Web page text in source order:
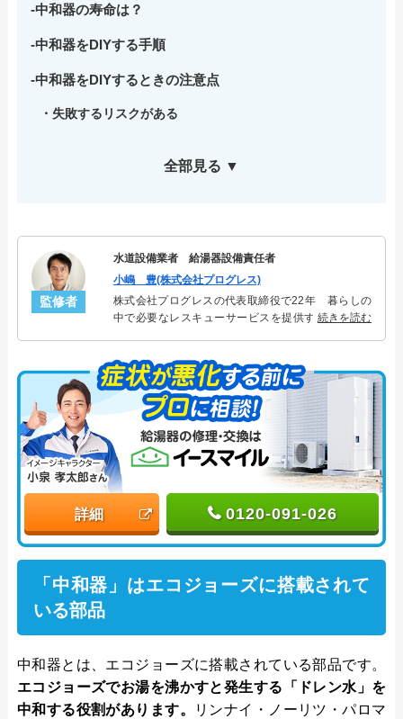
中和器の寿命は？
中和器をDIYする手順
中和器をDIYするときの注意点
失敗するリスクがある
全部見る ▼
監修者
水道設備業者 給湯器設備責任者
小嶋 豊(株式会社プログレス)
株式会社プログレスの代表取締役で22年 暮らしの
中で必要なレスキューサービスを提供する株式会社
決。多くのお客様に信頼される「給湯器」のスペシ
ャリスト。
続きを読む
詳細 0120-091-026
「中和器」はエコジョーズに搭載されて
いる部品
中和器とは、エコジョーズに搭載されている部品です。
エコジョーズでお湯を沸かすと発生する「ドレン水」を
中和する役割があります。
リンナイ・ノーリツ・パロマ